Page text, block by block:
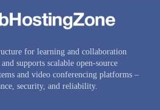
for learning and collaboration
supports scalable open-source
and video conferencing platforms –
security, and reliability.